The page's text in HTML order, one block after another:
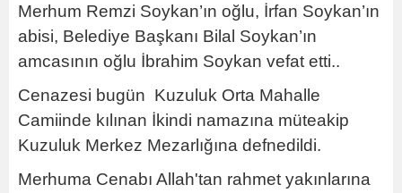
Merhum Remzi Soykan’ın oğlu, İrfan Soykan’ın
abisi, Belediye Başkanı Bilal Soykan’ın
amcasının oğlu İbrahim Soykan vefat etti..
Cenazesi bugün Kuzuluk Orta Mahalle
Camiinde kılınan İkindi namazına müteakip
Kuzuluk Merkez Mezarlığına defnedildi.
Merhuma Cenabı Allah'tan rahmet yakınlarına